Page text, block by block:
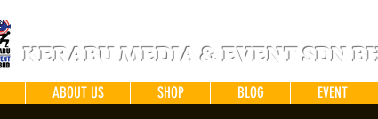
KERABU MEDIA & EVENT SDN
ABOUT US SHOP BLOG EVENT